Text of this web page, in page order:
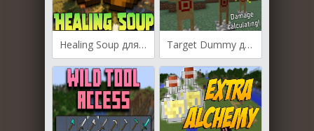
Healing Soup для Майнкрафт [1.20.1, 1.20, 1.19.4] Target Dummy для Майнкрафт [1.19.4, 1.19.2, 1.18.2]